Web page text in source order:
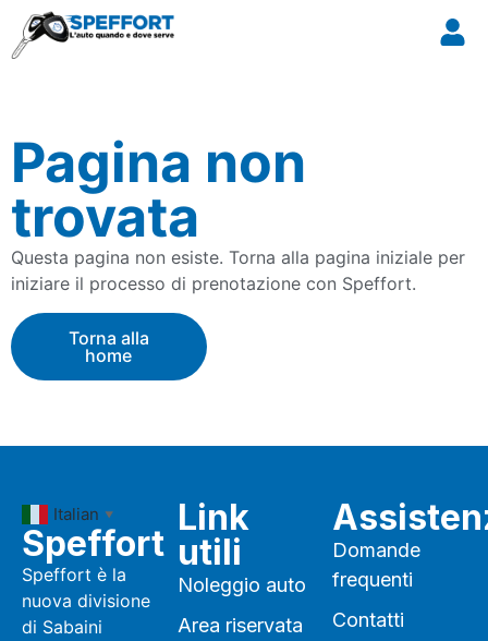
Pagina non
trovata
Questa pagina non esiste. Torna alla pagina iniziale per
iniziare il processo di prenotazione con Speffort.
Torna alla
home
Italian ▼
Speffort
Speffort è la
nuova divisione
di Sabaini
Link
utili
Noleggio auto
Area riservata
Domande
frequenti
Contatti